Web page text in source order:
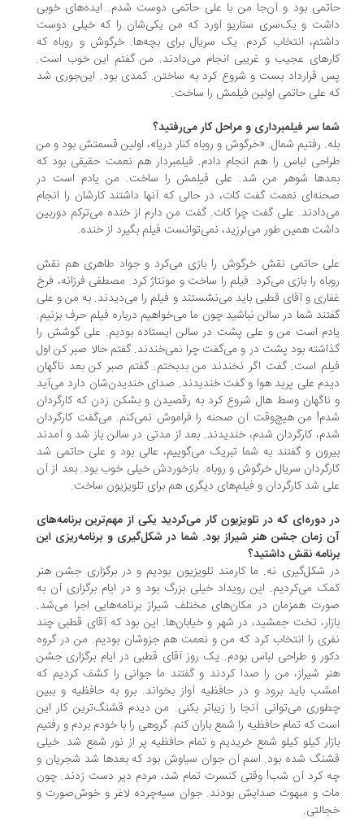
بود و آن‌جا من با علی حاتمی دوست شدم. ایده‌های خوبی
و یک‌سری سناریو آورد که من یکی‌شان را که خیلی دوست
انتخاب کردم. یک سریال برای بچه‌ها. خرگوش و روباه که
عجیب و غریبی انجام می‌دادند. من گفتم این خوب است.
قرارداد بست و شروع کرد به ساختن. کمدی بود. این‌جوری شد
علی حاتمی اولین فیلمش را ساخت.
سر فیلمبرداری و مراحل کار می‌رفتید؟
رفتیم شمال. «خرگوش و روباه کنار دریا»، اولین قسمتش بود و من
لباس را هم انجام دادم. فیلمبردار هم نعمت حقیقی بود که
شوهر من شد. علی فیلمش را ساخت. من یادم است در
نعمت گفت کات، در حالی که آنها داشتند کارشان را انجام
علی گفت چرا کات. گفت من دارم از خنده می‌ترکم دوربین
همین طور می‌لرزید، نمی‌توانست فیلم بگیرد از خنده.
حاتمی نقش خرگوش را بازی می‌کرد و جواد طاهری هم نقش
را بازی می‌کرد. فیلم را ساخت و مونتاژ کرد. مصطفی فرزانه، فرخ
و آقای قطبی باید می‌نشستند و فیلم را می‌دیدند. به من و علی
شما در سالن نباشید چون ما می‌خواهیم درباره فیلم حرف بزنیم.
است من و علی پشت در سالن ایستاده بودیم. علی گوشش را
بود پشت در و می‌گفت چرا نمی‌خندند. گفتم حالا صبر کن اول
است. گفت اگر نخندند من بدبختم. گفتم صبر کن بعد ناگهان
علی پرید هوا و گفت خندیدند. صدای خندیدن‌شان دارد می‌آید
وسط هال شروع کرد به رقصیدن و بشکن زدن که کارگردان
من هیچ‌وقت آن صحنه را فراموش نمی‌کنم. می‌گفت کارگردان
کارگردان شدم، خندیدند. بعد از مدتی در سالن باز شد و آمدند
و گفتند به شما تبریک می‌گوییم، عالی بود و علی حاتمی شد
سریال خرگوش و روباه. بازخوردش خیلی خوب بود. بعد از آن
شد کارگردان و فیلم‌های دیگری هم برای تلویزیون ساخت.
دوره‌ای که در تلویزیون کار می‌کردید یکی از مهم‌ترین برنامه‌های
زمان جشن هنر شیراز بود. شما در شکل‌گیری و برنامه‌ریزی این
نقش داشتید؟
شکل‌گیری نه. ما کارمند تلویزیون بودیم و در برگزاری جشن هنر
می‌کردیم. این رویداد خیلی بزرگ بود و در ایام برگزاری آن به
همزمان در مکان‌های مختلف شیراز برنامه‌هایی اجرا می‌شد.
تخت جمشید، در شهر و خیابان‌ها. این بود که آقای قطبی چند
را انتخاب کرد که من و نعمت هم جزوشان بودیم. من در گروه
و طراحی لباس بودم. یک روز آقای قطبی در ایام برگزاری جشن
شیراز، من را صدا کردند و گفتند ما جوانی را کشف کردیم که
باید برود و در حافظیه آواز بخواند. برو به حافظیه و ببین
می‌توانی آنجا را زیباتر بکنی. من دیدم قشنگ‌ترین کار این
که تمام حافظیه را شمع باران کنم. گروهی را با خودم بردم و رفتیم
کیلو کیلو شمع خریدیم و تمام حافظیه پر از نور شمع شد. خیلی
شده بود. اسم آن جوان سیاوش بود که بعدها شد شجریان و
کرد آن شب! وقتی کنسرت تمام شد، مردم دیر دست زدند. چون
و مبهوت صدایش بودند. جوان سیه‌چرده لاغر و خوش‌صورت و